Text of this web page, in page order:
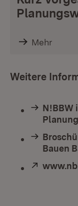
Mehr
Weitere
N!BBW
Bauen
Extern: